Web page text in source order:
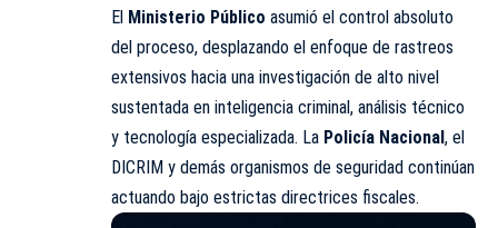
El Ministerio Público asumió el control absoluto
del proceso, desplazando el enfoque de rastreos
extensivos hacia una investigación de alto nivel
sustentada en inteligencia criminal, análisis técnico
y tecnología especializada. La Policía Nacional, el
DICRIM y demás organismos de seguridad continúan
actuando bajo estrictas directrices fiscales.